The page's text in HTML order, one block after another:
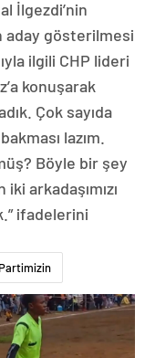
İlgezdi’nin
aday gösterilmesi
ilgili CHP lideri
konuşarak
Çok sayıda
lazım.
Böyle bir şey
arkadaşımızı
ifadelerini
Partimizin